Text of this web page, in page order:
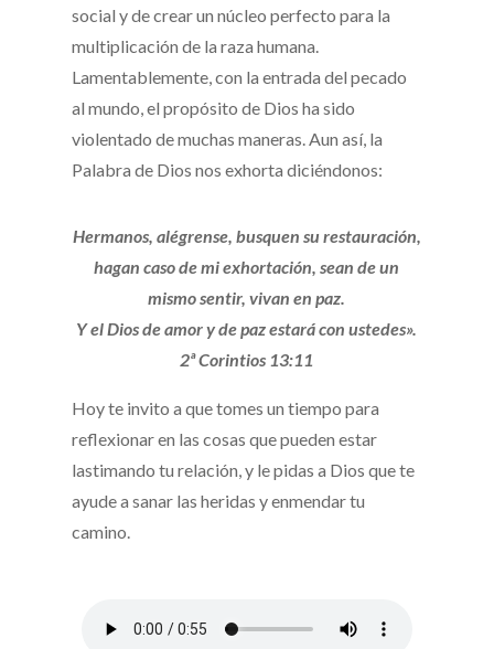
social y de crear un núcleo perfecto para la
multiplicación de la raza humana.
Lamentablemente, con la entrada del pecado
al mundo, el propósito de Dios ha sido
violentado de muchas maneras. Aun así, la
Palabra de Dios nos exhorta diciéndonos:
Hermanos, alégrense, busquen su restauración,
hagan caso de mi exhortación, sean de un
mismo sentir, vivan en paz.
Y el Dios de amor y de paz estará con ustedes».
2ª Corintios 13:11
Hoy te invito a que tomes un tiempo para
reflexionar en las cosas que pueden estar
lastimando tu relación, y le pidas a Dios que te
ayude a sanar las heridas y enmendar tu
camino.